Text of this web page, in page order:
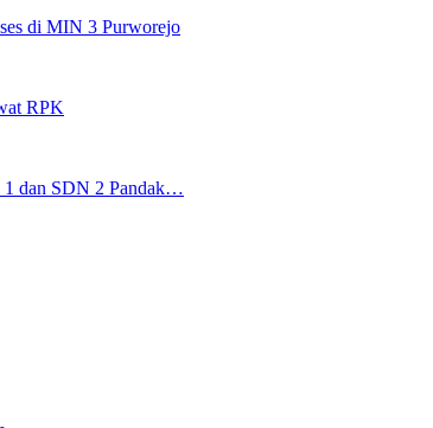
di MIN 3 Purworejo
RPK
dan SDN 2 Pandak…